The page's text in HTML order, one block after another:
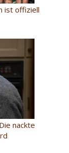
ist offiziell
nackte